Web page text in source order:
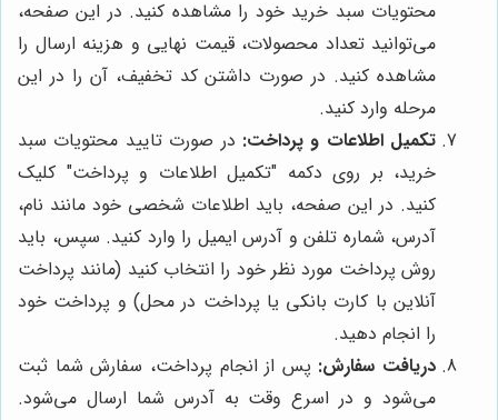
محتویات سبد خرید خود را مشاهده کنید. در این صفحه،
می‌توانید تعداد محصولات، قیمت نهایی و هزینه ارسال را
مشاهده کنید. در صورت داشتن کد تخفیف، آن را در این
مرحله وارد کنید.
تکمیل اطلاعات و پرداخت: در صورت تایید محتویات سبد
خرید، بر روی دکمه "تکمیل اطلاعات و پرداخت" کلیک
کنید. در این صفحه، باید اطلاعات شخصی خود مانند نام،
آدرس، شماره تلفن و آدرس ایمیل را وارد کنید. سپس، باید
روش پرداخت مورد نظر خود را انتخاب کنید (مانند پرداخت
آنلاین با کارت بانکی یا پرداخت در محل) و پرداخت خود
را انجام دهید.
دریافت سفارش: پس از انجام پرداخت، سفارش شما ثبت
می‌شود و در اسرع وقت به آدرس شما ارسال می‌شود.